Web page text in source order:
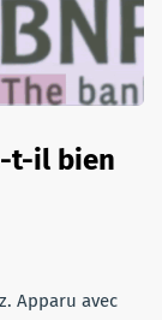
t-il bien
Apparu avec